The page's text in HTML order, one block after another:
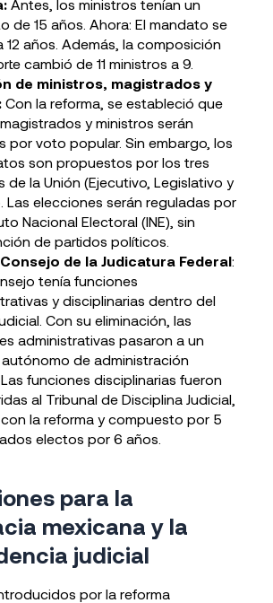
Antes, los ministros tenían un
de 15 años. Ahora: El mandato se
12 años. Además, la composición
cambió de 11 ministros a 9.
de ministros, magistrados y
Con la reforma, se estableció que
y ministros serán
por voto popular. Sin embargo, los
son propuestos por los tres
de la Unión (Ejecutivo, Legislativo y
Las elecciones serán reguladas por
Nacional Electoral (INE), sin
de partidos políticos.
de la Judicatura Federal:
tenía funciones
y disciplinarias dentro del
Con su eliminación, las
administrativas pasaron a un
de administración
funciones disciplinarias fueron
al Tribunal de Disciplina Judicial,
la reforma y compuesto por 5
electos por 6 años.
para la
mexicana y la
judicial
por la reforma